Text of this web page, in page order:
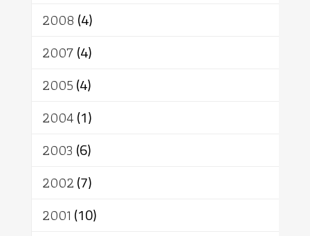
2008 (4)
2007(4)
2005(4)
2004(1)
2003 (6)
2002(7)
2001 (10)